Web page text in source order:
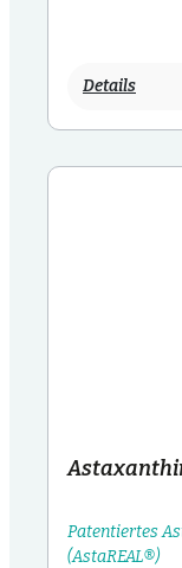
Details
Patentiertes
(AstaREAL®)